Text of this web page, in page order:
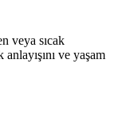
veya sıcak
ve yaşam